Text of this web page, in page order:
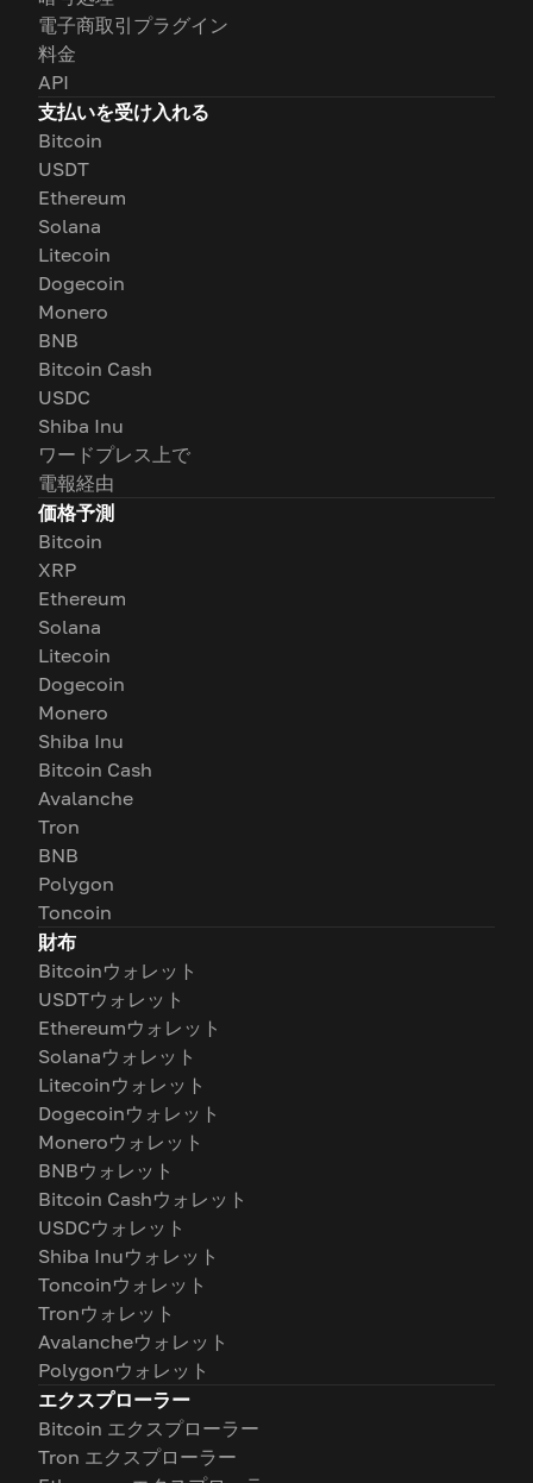
電子商取引プラグイン
料金
API
支払いを受け入れる
Bitcoin
USDT
Ethereum
Solana
Litecoin
Dogecoin
Monero
BNB
Bitcoin Cash
USDC
Shiba Inu
ワードプレス上で
電報経由
価格予測
Bitcoin
XRP
Ethereum
Solana
Litecoin
Dogecoin
Monero
Shiba Inu
Bitcoin Cash
Avalanche
Tron
BNB
Polygon
Toncoin
財布
Bitcoinウォレット
USDTウォレット
Ethereumウォレット
Solanaウォレット
Litecoinウォレット
Dogecoinウォレット
Moneroウォレット
BNBウォレット
Bitcoin Cashウォレット
USDCウォレット
Shiba Inuウォレット
Toncoinウォレット
Tronウォレット
Avalancheウォレット
Polygonウォレット
エクスプローラー
Bitcoin エクスプローラー
Tron エクスプローラー